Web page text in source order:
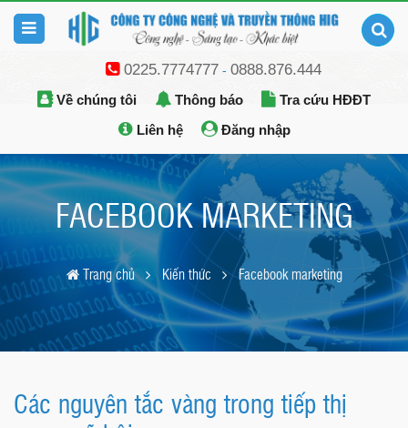
0225.7774777- 0888.876.444
Về chúng tôi Thông báo
Tra cứu HĐĐT
Liên hệ
Đăng nhập
FACEBOOK MARKETING
Trang chủ Kiến thức Facebook marketing
Các nguyên tắc vàng trong tiếp thị